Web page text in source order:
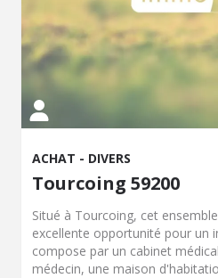
ACHAT - DIVERS
Tourcoing 59200
Situé à Tourcoing, cet
excellente opportunité pour un
compose par un cabinet
médecin, une maison